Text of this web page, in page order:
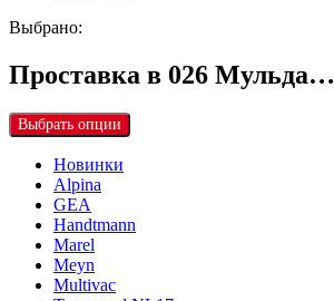
Выбрано:
Проставка в 026 Мульда…
Выбрать опции
Новинки
Alpina
GEA
Handtmann
Marel
Meyn
Multivac